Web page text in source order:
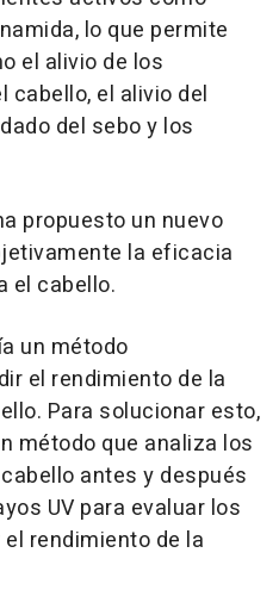
lo que permite
el alivio de los
cabello, el alivio del
del sebo y los
propuesto un nuevo
la eficacia
el cabello.
un método
el rendimiento de la
Para solucionar esto,
método que analiza los
antes y después
UV para evaluar los
rendimiento de la